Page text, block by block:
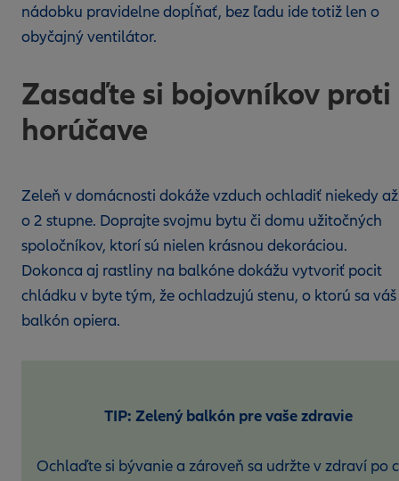
nádobku pravidelne dopĺňať, bez ľadu ide totiž len o
obyčajný ventilátor.
Zasaďte si bojovníkov proti
horúčave
Zeleň v domácnosti dokáže vzduch ochladiť niekedy až
o 2 stupne. Doprajte svojmu bytu či domu užitočných
spoločníkov, ktorí sú nielen krásnou dekoráciou.
Dokonca aj rastliny na balkóne dokážu vytvoriť pocit
chládku v byte tým, že ochladzujú stenu, o ktorú sa váš
balkón opiera.
TIP: Zelený balkón pre vaše zdravie
Ochlaďte si bývanie a zároveň sa udržte v zdraví po